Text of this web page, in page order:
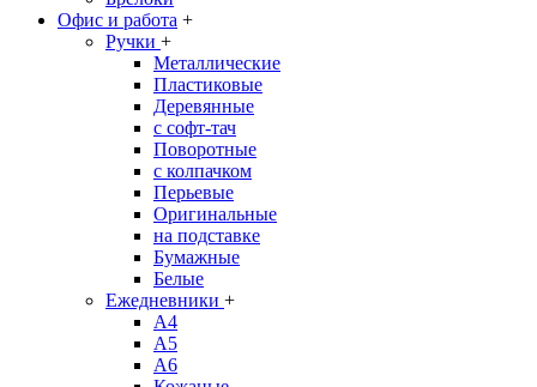
Офис и работа +
Ручки +
Металлические
Пластиковые
Деревянные
с софт-тач
Поворотные
с колпачком
Перьевые
Оригинальные
на подставке
Бумажные
Белые
Ежедневники +
A4
A5
A6